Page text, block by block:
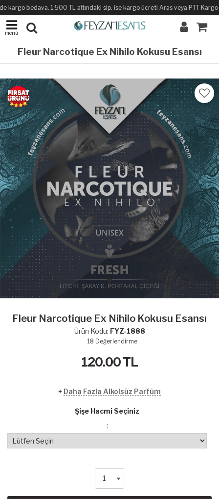
bedava. 1.500 TL altındaki sip. ise kargo ücreti Aras veya PTT
menü
Fleur Narcotique Ex Nihilo Kokusu Esansı
Fleur Narcotique Ex Nihilo Kokusu Esansı
Ürün Kodu: FYZ-1888
18 Değerlendirme
120.00TL
+ Daha Fazla Alkolsüz Parfüm
Şişe Hacmi Seçiniz
: